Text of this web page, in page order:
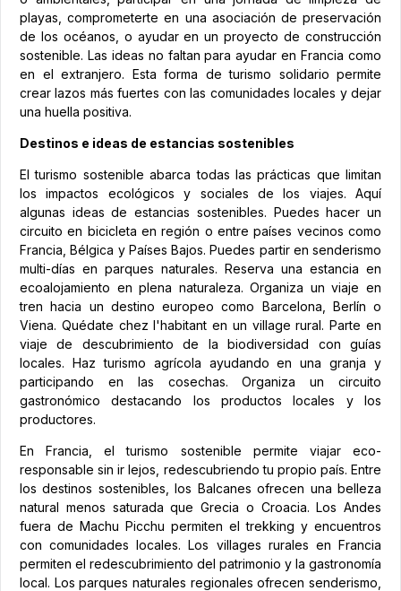
playas, comprometerte en una asociación de preservación
de los océanos, o ayudar en un proyecto de construcción
sostenible. Las ideas no faltan para ayudar en Francia como
en el extranjero. Esta forma de turismo solidario permite
crear lazos más fuertes con las comunidades locales y dejar
una huella positiva.
Destinos e ideas de estancias sostenibles
El turismo sostenible abarca todas las prácticas que limitan
los impactos ecológicos y sociales de los viajes. Aquí
algunas ideas de estancias sostenibles. Puedes hacer un
circuito en bicicleta en región o entre países vecinos como
Francia, Bélgica y Países Bajos. Puedes partir en senderismo
multi-días en parques naturales. Reserva una estancia en
ecoalojamiento en plena naturaleza. Organiza un viaje en
tren hacia un destino europeo como Barcelona, Berlín o
Viena. Quédate chez l'habitant en un village rural. Parte en
viaje de descubrimiento de la biodiversidad con guías
locales. Haz turismo agrícola ayudando en una granja y
participando en las cosechas. Organiza un circuito
gastronómico destacando los productos locales y los
productores.
En Francia, el turismo sostenible permite viajar eco-
responsable sin ir lejos, redescubriendo tu propio país. Entre
los destinos sostenibles, los Balcanes ofrecen una belleza
natural menos saturada que Grecia o Croacia. Los Andes
fuera de Machu Picchu permiten el trekking y encuentros
con comunidades locales. Los villages rurales en Francia
permiten el redescubrimiento del patrimonio y la gastronomía
local. Los parques naturales regionales ofrecen senderismo,